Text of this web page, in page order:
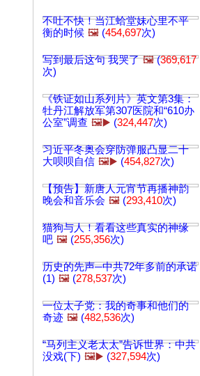
不吐不快！当江蛤堂妹心里不平
衡的时候 🖼️ (454,697次)
写到最后这句 我哭了 🖼️(369,617
次)
《铁证如山系列片》英文第3集：
牡丹江解放军第307医院和“610办
公室”调查 🖼️▶️ (324,447次)
习近平冬奥会穿防弹服凸显二十
大呗呗自信 🖼️▶️ (454,827次)
【预告】新唐人元宵节再播神韵
晚会和音乐会 🖼️ (293,410次)
猫狗与人！看看这些真实的神缘
吧 🖼️ (255,356次)
历史的先声─中共72年多前的承诺
(1) 🖼️ (278,537次)
一位太子党：我的奇事和他们的
奇迹 🖼️ (482,536次)
“马列主义老太太”告诉世界：中共
没戏(下) 🖼️▶️ (327,594次)